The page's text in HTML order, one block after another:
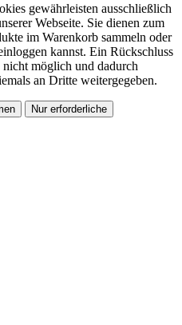
gewährleisten ausschließlich
Webseite. Sie dienen zum
im Warenkorb sammeln oder
kannst. Ein Rückschluss
möglich und dadurch
an Dritte weitergegeben.
Nur erforderliche